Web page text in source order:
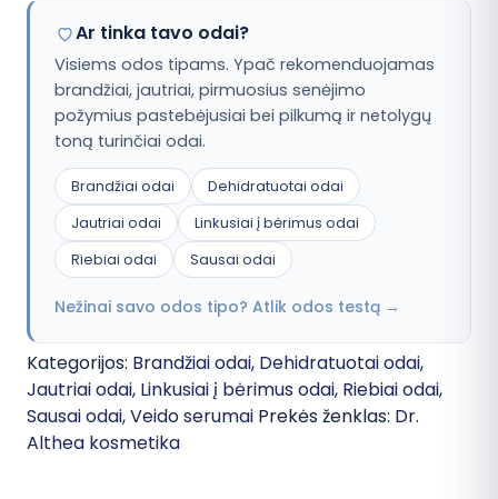
Ar tinka tavo odai?
Visiems odos tipams. Ypač rekomenduojamas
brandžiai, jautriai, pirmuosius senėjimo
požymius pastebėjusiai bei pilkumą ir netolygų
toną turinčiai odai.
Brandžiai odai
Dehidratuotai odai
Jautriai odai
Linkusiai į bėrimus odai
Riebiai odai
Sausai odai
Nežinai savo odos tipo? Atlik odos testą →
Kategorijos: Brandžiai odai, Dehidratuotai odai,
Jautriai odai, Linkusiai į bėrimus odai, Riebiai odai,
Sausai odai,Veido serumai Prekės ženklas: Dr.
Althea kosmetika